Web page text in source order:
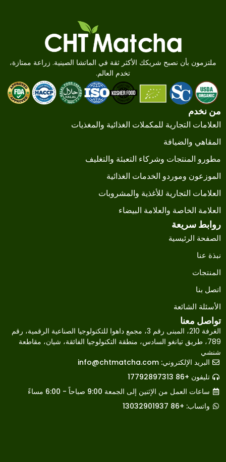
ملتزمون بأن نصبح شريكك الأكثر ثقة في الماتشا الصينية. زراعة ممتازة،
تخدم العالم.
من نخدم
العلامات التجارية للمكملات الغذائية والمغذيات
المقاهي والضيافة
مطورو المنتجات وشركاء التعبئة والتغليف
الموزعون وموردو الخدمات الغذائية
العلامات التجارية للأغذية والمشروبات
العلامة الخاصة والعلامة البيضاء
روابط سريعة
الصفحة الرئيسية
نبذة عنا
المنتجات
اتصل بنا
الأسئلة الشائعة
تواصل معنا
الغرفة 210، المبنى رقم 3، مجمع داهوا للتكنولوجيا الصناعية الرقمية، رقم
789، طريق تيانغو السادس، منطقة التكنولوجيا الفائقة، شيان، مقاطعة
شنشي
البريد الإلكتروني:info@chtmatcha.com
تليفون +86 17792897313
ساعات العمل من الإثنين إلى الجمعة 9:00 صباحاً - 6:00 مساءً
واتساب: +86 13032901937
French